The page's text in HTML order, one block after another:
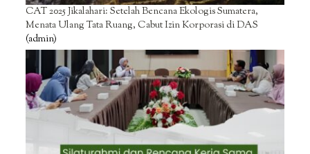
CAT 2025 Jikalahari: Setelah Bencana Ekologis Sumatera,
Menata Ulang Tata Ruang, Cabut Izin Korporasi di DAS
(admin)